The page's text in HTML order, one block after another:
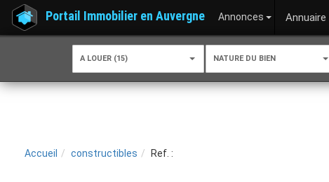
Portail Immobilier en Auvergne Annonces Annuaire
A LOUER (15) NATURE DU BIEN
Accueil constructibles Ref. :